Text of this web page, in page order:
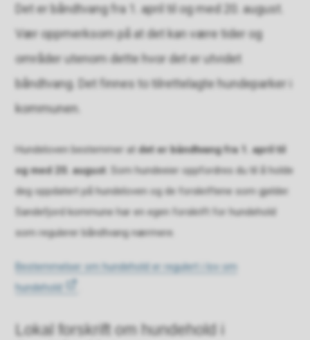
Det er båndtvang fra 1. april til og med 20. august.
Vær oppmerksom på at det kan være tider og
områder utenom dette hvor det er utvidet
båndtvang. Det finnes to tilrettelagte hundeparker i
kommunen.
Hundeloven bestemmer atdet er båndtvang fra 1. april til
og med 20. august . Som hundeeier oppfordres du til å holde
deg oppdatert på hundeloven og de forskriftene som gjelder.
Sandefjord kommune har en egen forskrift for hundehold
som regulerer båndtvang nærmere.
Bestemmelser om hundehold er regulert i lov om
hundehold
Lokal forskrift om hundehold i